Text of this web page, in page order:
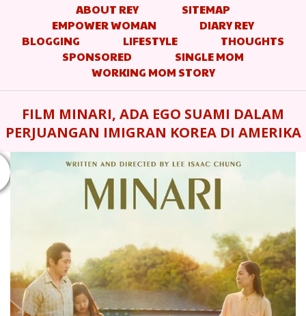
ABOUT REY
SITEMAP
EMPOWER WOMAN
DIARY REY
BLOGGING
LIFESTYLE
THOUGHTS
SPONSORED
SINGLE MOM
WORKING MOM STORY
FILM MINARI, ADA EGO SUAMI DALAM
PERJUANGAN IMIGRAN KOREA DI AMERIKA